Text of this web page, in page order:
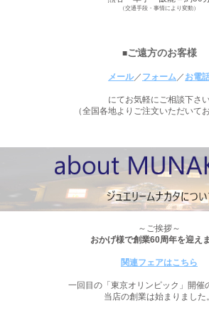
（交通手段・事情により変動）
■ご遠方のお客様
メール／ フォーム／ お電
にてお気軽にご相談下さ
（全国各地よりご注文いただいて
～ご挨拶～
おかげ様で創業60周年を迎え
関連フェアはこちら
一回目の「東京オリンピック」開催
当店の創業は始まりました。